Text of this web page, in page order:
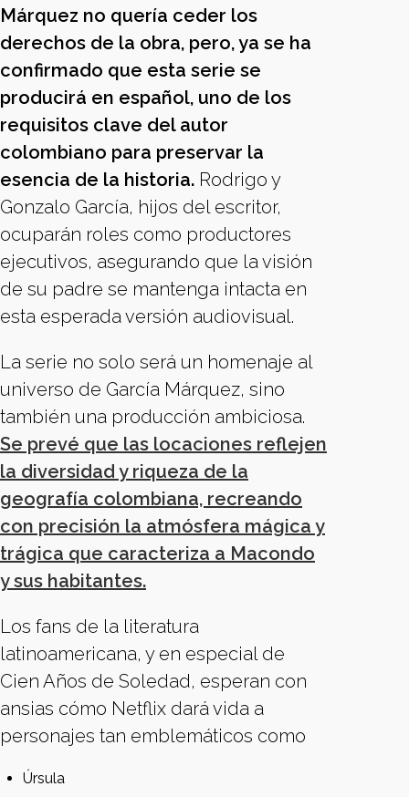
Márquez no quería ceder los
derechos de la obra, pero, ya se ha
confirmado que esta serie se
producirá en español, uno de los
requisitos clave del autor
colombiano para preservar la
esencia de la historia. Rodrigo y
Gonzalo García, hijos del escritor,
ocuparán roles como productores
ejecutivos, asegurando que la visión
de su padre se mantenga intacta en
esta esperada versión audiovisual.
La serie no solo será un homenaje al
universo de García Márquez, sino
también una producción ambiciosa.
Se prevé que las locaciones reflejen
la diversidad y riqueza de la
geografía colombiana, recreando
con precisión la atmósfera mágica y
trágica que caracteriza a Macondo
y sus habitantes.
Los fans de la literatura
latinoamericana, y en especial de
Cien Años de Soledad, esperan con
ansias cómo Netflix dará vida a
personajes tan emblemáticos como
Úrsula